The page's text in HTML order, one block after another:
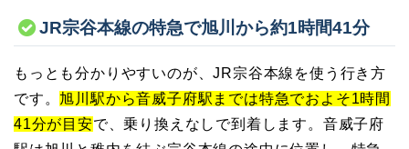
JR宗谷本線の特急で旭川から約1時間41分
もっとも分かりやすいのが、JR宗谷本線を使う行き方
です。 旭川駅から音威子府駅までは特急でおよそ1時間
41分が目安で、乗り換えなしで到着します。音威子府